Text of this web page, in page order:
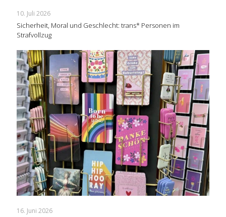
10. Juli 2026
Sicherheit, Moral und Geschlecht: trans* Personen im
Strafvollzug
16. Juni 2026